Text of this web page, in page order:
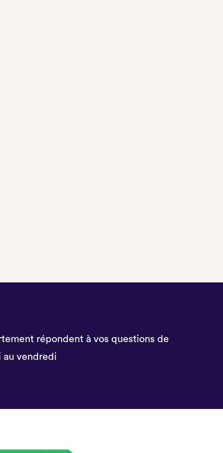
répondent à vos questions de
au vendredi